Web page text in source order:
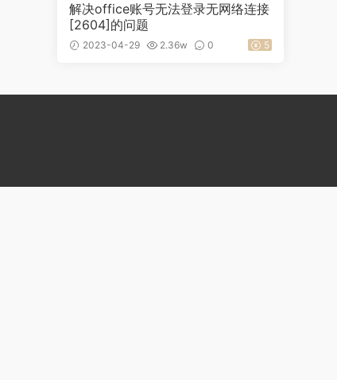
解决office账号无法登录无网络连接
[2604]的问题
2023-04-29 2.36w 0 5